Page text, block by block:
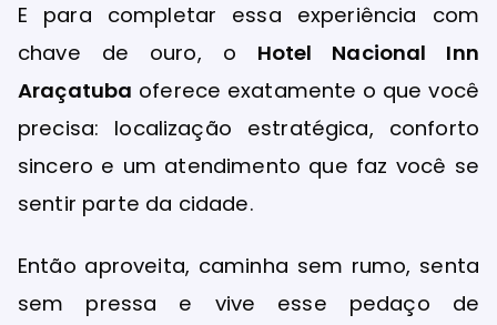
E para completar essa experiência com
chave de ouro, o Hotel Nacional Inn
Araçatuba oferece exatamente o que você
precisa: localização estratégica, conforto
sincero e um atendimento que faz você se
sentir parte da cidade.
Então aproveita, caminha sem rumo, senta
sem pressa e vive esse pedaço de